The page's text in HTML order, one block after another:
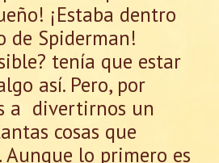
¡Estaba dentro
de Spiderman!
tenía que estar
así. Pero, por
a divertirnos un
cosas que
lo primero es